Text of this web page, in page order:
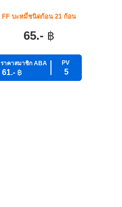
FF บะหมี่ชนิดก้อน 21 ก้อน
65.- ฿
ราคาสมาชิก ABA PV
61.- ฿ 5